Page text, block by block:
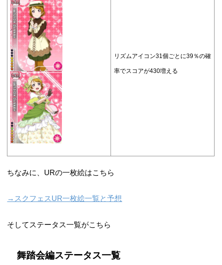
リズムアイコン31個ごとに39％の確
率でスコアが430増える
ちなみに、URの一枚絵はこちら
→スクフェスUR一枚絵一覧と予想
そしてステータス一覧がこちら
舞踏会編ステータス一覧